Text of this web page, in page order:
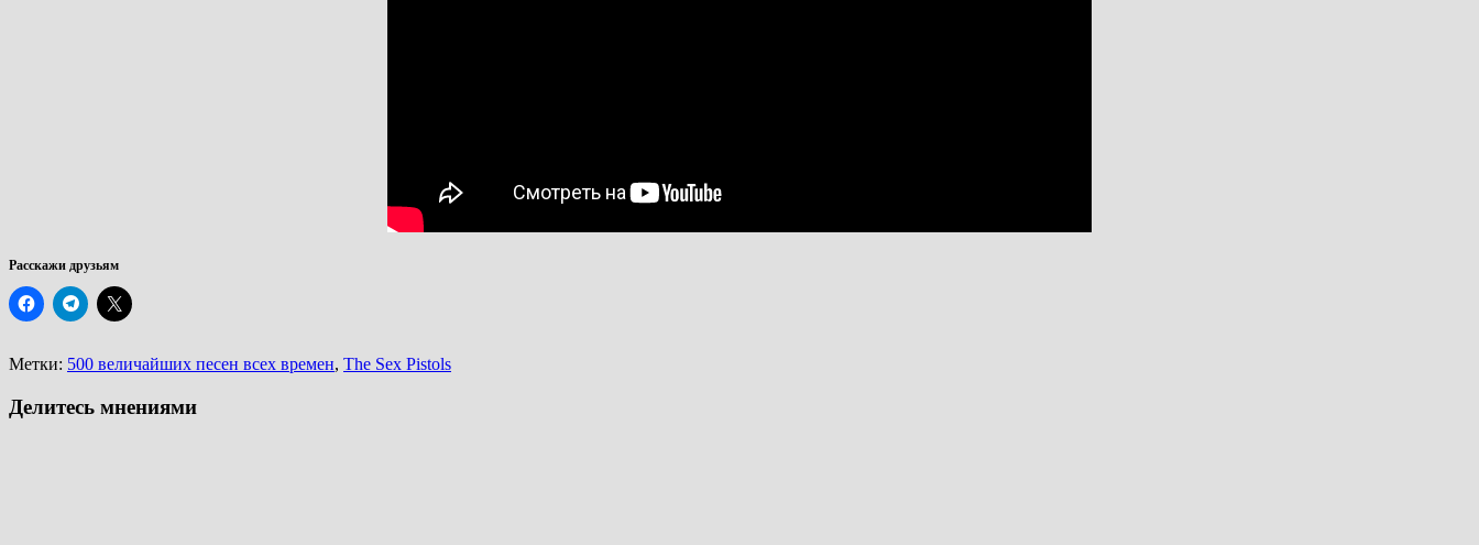
Расскажи друзьям
Метки: 500 величайших песен всех времен, The Sex Pistols
Делитесь мнениями